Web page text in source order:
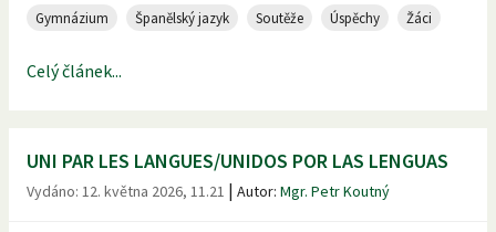
Gymnázium Španělský jazyk Soutěže Úspěchy Žáci
Celý článek...
UNI PAR LES LANGUES/UNIDOS POR LAS LENGUAS
Vydáno: 12. května 2026, 11.21 | Autor: Mgr. Petr Koutný